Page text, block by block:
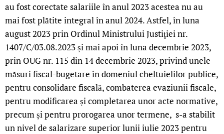
au fost corectate salariile în anul 2023 acestea nu au
mai fost plătite integral în anul 2024. Astfel, în luna
august 2023 prin Ordinul Ministrului Justiţiei nr.
1407/C/03.08.2023 și mai apoi în luna decembrie 2023,
prin OUG nr. 115 din 14 decembrie 2023, privind unele
măsuri fiscal-bugetare în domeniul cheltuielilor publice,
pentru consolidare fiscală, combaterea evaziunii fiscale,
pentru modificarea și completarea unor acte normative,
precum și pentru prorogarea unor termene, s-a stabilit
un nivel de salarizare superior lunii iulie 2023 pentru